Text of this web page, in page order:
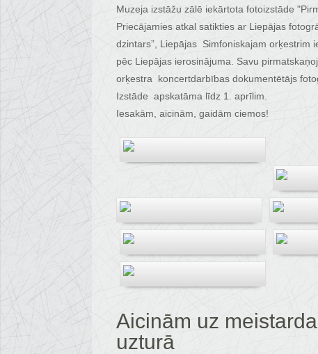
Muzeja izstāžu zālē iekārtota fotoizstāde
Priecājamies atkal satikties ar Liepājas
dzintars”, Liepājas Simfoniskajam orķestrim
pēc Liepājas ierosinājuma. Savu
orķestra koncertdarbības dokumentētājs
Izstāde apskatāma līdz 1. aprīlim.
Iesakām, aicinām, gaidām ciemos!
Aicinām uz
uzturā